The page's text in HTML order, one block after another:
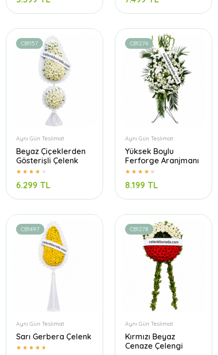
CB1157
Aynı Gün Teslimat
Beyaz Çiçeklerden
Gösterişli Çelenk
6.299 TL
CB1274
Aynı Gün Teslimat
Yüksek Boylu
Ferforge Aranjmanı
8.199 TL
CB1497
Aynı Gün Teslimat
Sarı Gerbera Çelenk
CB1278
Aynı Gün Teslimat
Kırmızı Beyaz
Cenaze Çelengi